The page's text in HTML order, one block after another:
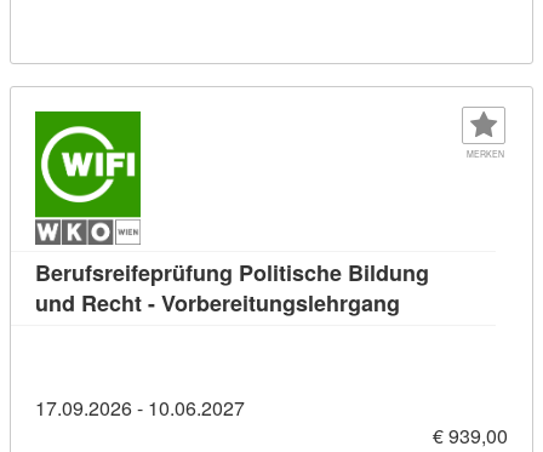
MERKEN
Berufsreifeprüfung Politische Bildung
und Recht - Vorbereitungslehrgang
17.09.2026 - 10.06.2027
€ 939,00